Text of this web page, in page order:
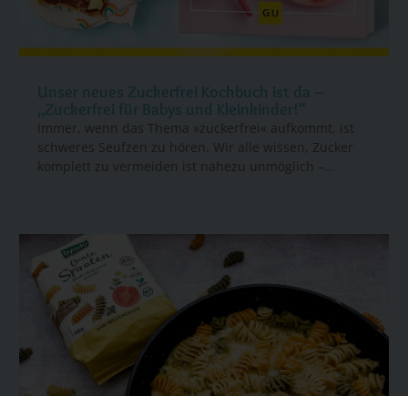
Unser neues Zuckerfrei Kochbuch ist da –
„Zuckerfrei für Babys und Kleinkinder!“
Immer, wenn das Thema »zuckerfrei« aufkommt, ist
schweres Seufzen zu hören. Wir alle wissen, Zucker
komplett zu vermeiden ist nahezu unmöglich –...